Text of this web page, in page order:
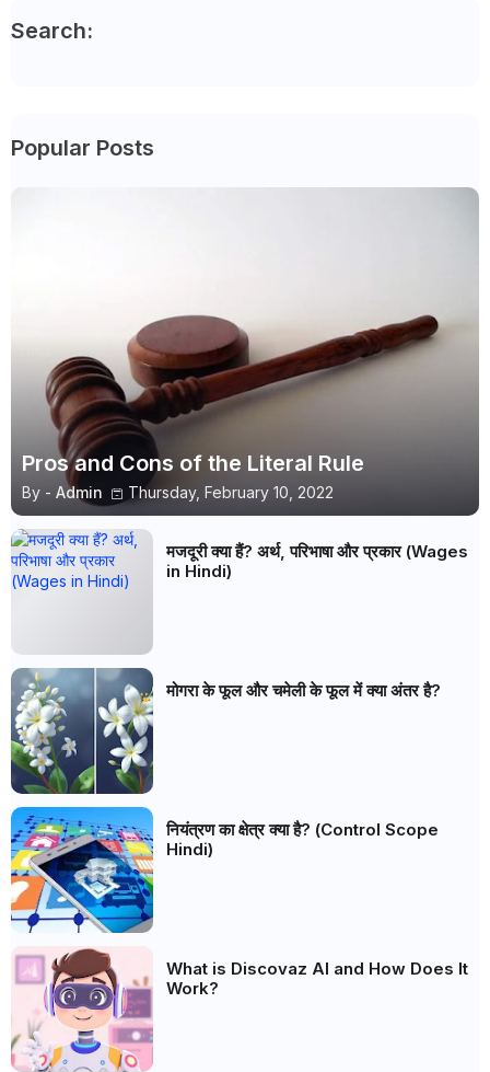
Search:
Popular Posts
Pros and Cons of the Literal Rule
By - Admin Thursday, February 10, 2022
मजदूरी क्या हैं? अर्थ, परिभाषा और प्रकार (Wages
in Hindi)
मोगरा के फूल और चमेली के फूल में क्या अंतर है?
नियंत्रण का क्षेत्र क्या है? (Control Scope
Hindi)
What is Discovaz AI and How Does It
Work?